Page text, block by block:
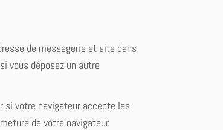
de messagerie et site dans
vous déposez un autre
si votre navigateur accepte les
de votre navigateur.